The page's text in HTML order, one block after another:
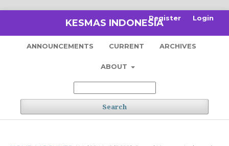
KESMAS INDONESIA
ANNOUNCEMENTS CURRENT ARCHIVES
ABOUT
Search
Register Login